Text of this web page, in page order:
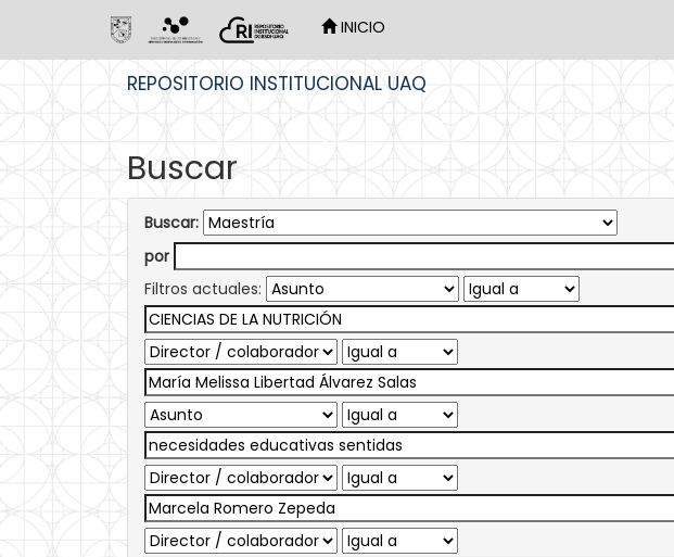
INICIO
REPOSITORIO INSTITUCIONAL UAQ
Buscar
Buscar:
por
Filtros actuales: